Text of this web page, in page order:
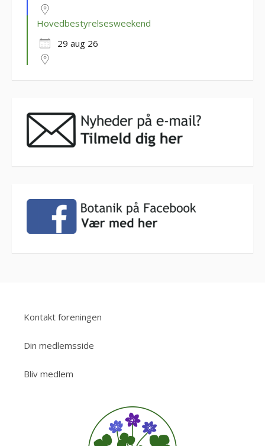
Hovedbestyrelsesweekend
29 aug 26
Kontakt foreningen
Din medlemsside
Bliv medlem